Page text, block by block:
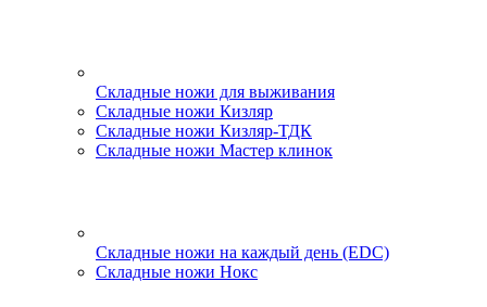
Складные ножи для выживания
Складные ножи Кизляр
Складные ножи Кизляр-ТДК
Складные ножи Мастер клинок
Складные ножи на каждый день (EDC)
Складные ножи Нокс